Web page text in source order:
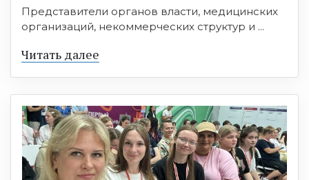
Представители органов власти, медицинских
организаций, некоммерческих структур и ...
Читать далее